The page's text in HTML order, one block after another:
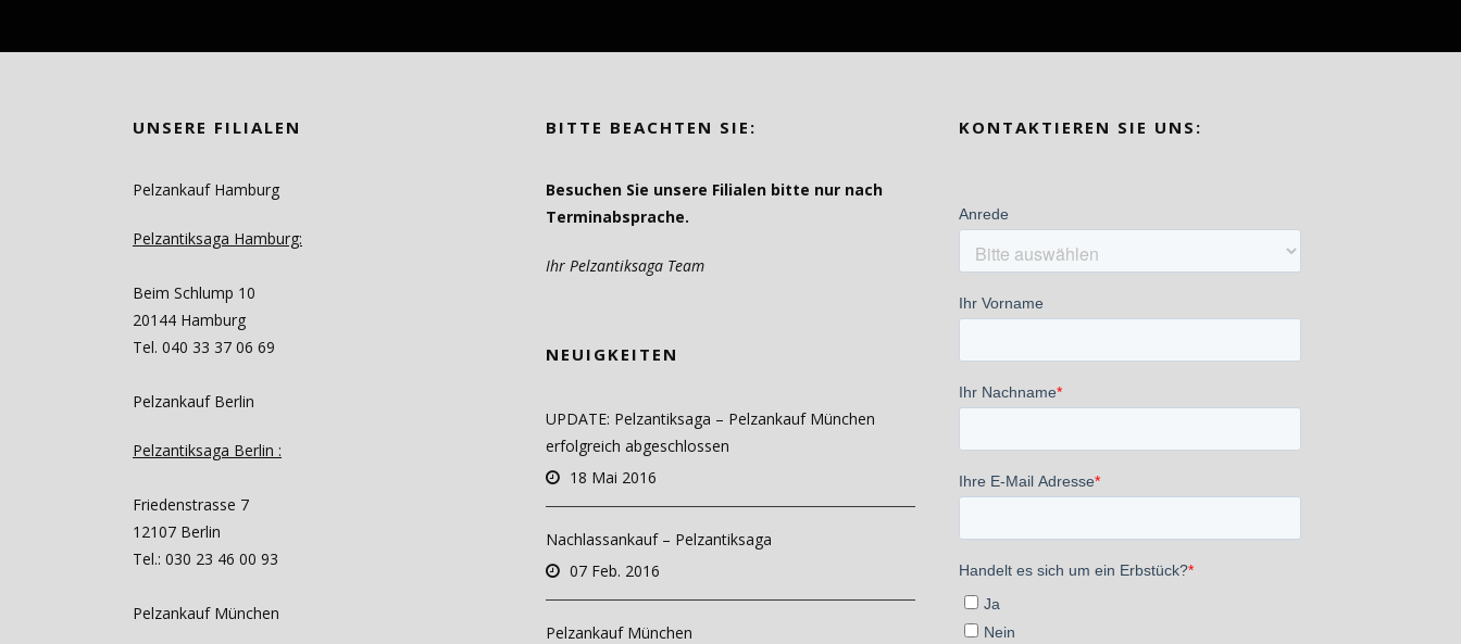
UNSERE FILIALEN
Pelzankauf Hamburg
Pelzantiksaga Hamburg:
Beim Schlump 10
20144 Hamburg
Tel. 040 33 37 06 69
Pelzankauf Berlin
Pelzantiksaga Berlin :
Friedenstrasse 7
12107 Berlin
Tel.: 030 23 46 00 93
Pelzankauf München
BITTE BEACHTEN SIE:
Besuchen Sie unsere Filialen bitte nur nach
Terminabsprache.
Ihr Pelzantiksaga Team
NEUIGKEITEN
UPDATE: Pelzantiksaga – Pelzankauf München
erfolgreich abgeschlossen
18 Mai 2016
Nachlassankauf – Pelzantiksaga
07 Feb. 2016
Pelzankauf München
KONTAKTIEREN SIE UNS: